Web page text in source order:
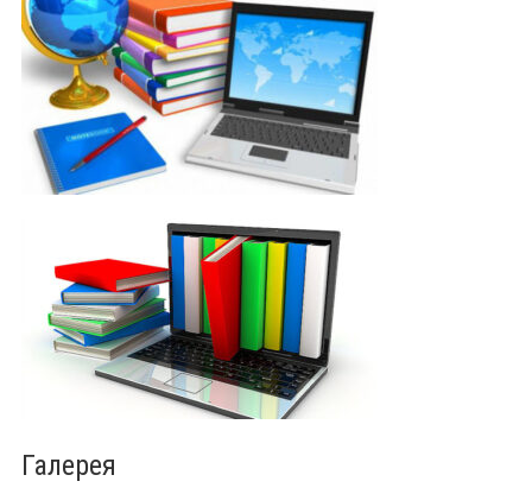
Галерея